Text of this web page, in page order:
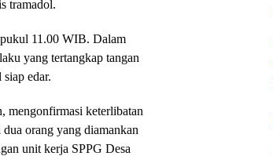
tramadol.
11.00 WIB. Dalam
yang tertangkap tangan
edar.
mengonfirmasi keterlibatan
orang yang diamankan
unit kerja SPPG Desa